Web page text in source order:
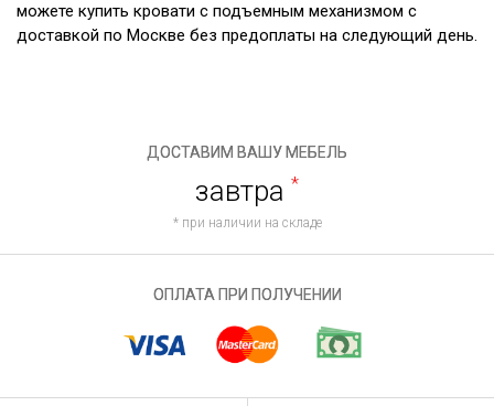
можете купить кровати с подъемным механизмом с
доставкой по Москве без предоплаты на следующий день.
ДОСТАВИМ ВАШУ МЕБЕЛЬ
завтра *
* при наличии на складе
ОПЛАТА ПРИ ПОЛУЧЕНИИ